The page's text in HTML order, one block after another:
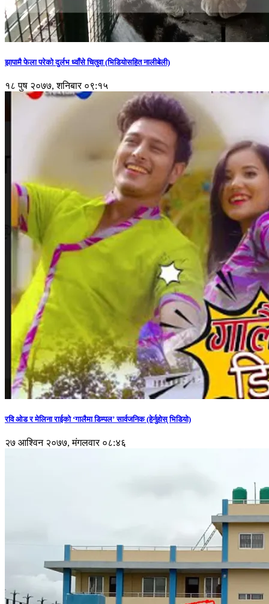
झापामै फेला परेको दुर्लभ ध्वाँसे चितुवा (भिडियोसहित नालीबेली)
१८ पुष २०७७, शनिबार ०९:१५
रवि ओड र मेलिना राईको ‘गालैमा डिम्पल’ सार्वजनिक (हेर्नुहोस् भिडियो)
२७ आश्विन २०७७, मंगलवार ०८:४६